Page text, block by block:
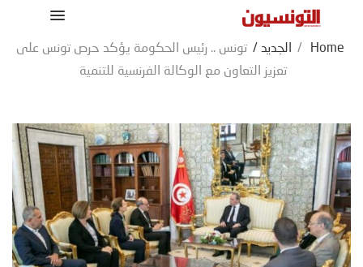
Home
/ الجديد / تونس .. رئيس الحكومة يؤكد حرص تونس على
تعزيز التعاون مع الوكالة الفرنسية للتنمية